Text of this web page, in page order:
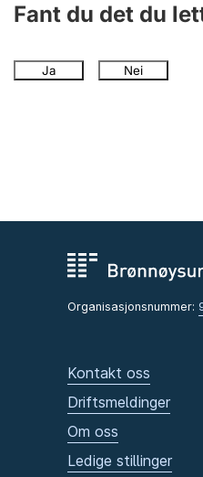
Fant du det du
Ja Nei
Organisasjonsnummer:
Kontakt oss
Driftsmeldinger
Om oss
Ledige stillinger